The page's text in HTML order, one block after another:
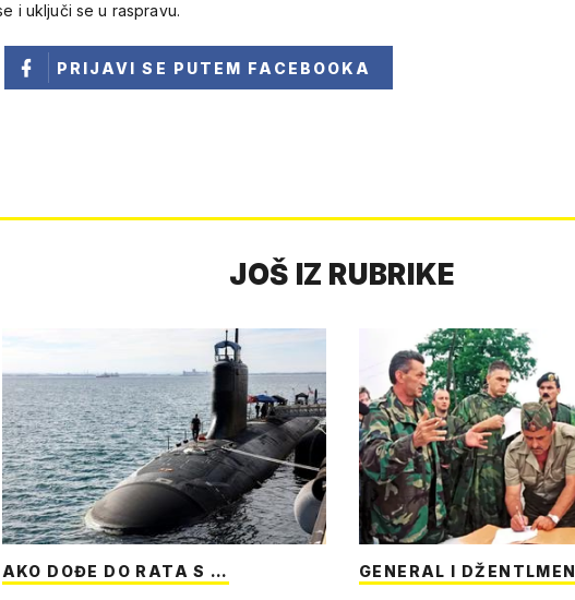
i uključi se u raspravu.
PRIJAVI SE PUTEM FACEBOOKA
JOŠ IZ RUBRIKE
AKO DOĐE DO RATA S … GENERAL I DŽENTLMEN